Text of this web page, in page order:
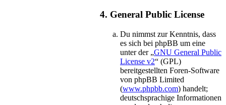
4. General Public License
Du nimmst zur Kenntnis, dass
es sich bei phpBB um eine
unter der „GNU General Public
License v2“ (GPL)
bereitgestellten Foren-Software
von phpBB Limited
(www.phpbb.com) handelt;
deutschsprachige Informationen